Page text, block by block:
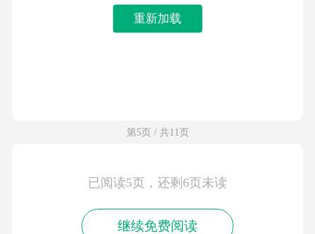
重新加载
第5页 / 共11页
已阅读5页，还剩6页未读
继续免费阅读